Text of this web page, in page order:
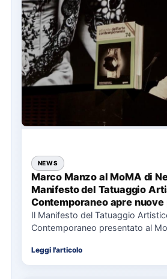
NEWS
Marco Manzo al MoMA di
Manifesto del Tatuaggio
Contemporaneo apre
per il collezionismo
Il Manifesto del Tatuaggio
Contemporaneo presentato al
Leggi l'articolo